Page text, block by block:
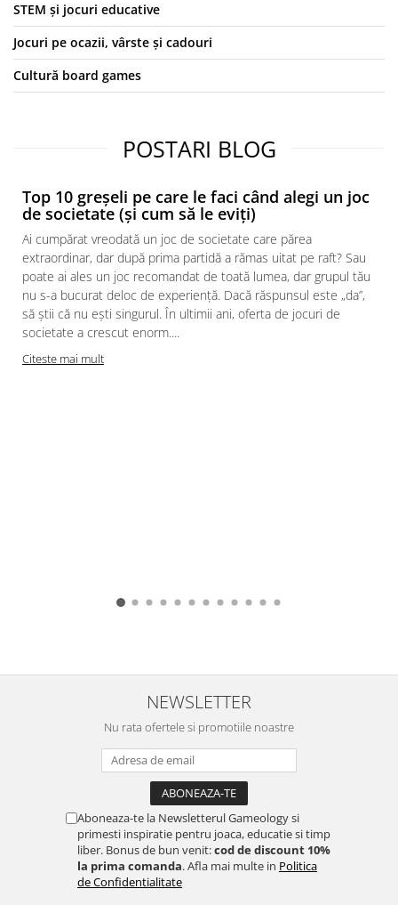
STEM și jocuri educative
Jocuri pe ocazii, vârste și cadouri
Cultură board games
POSTARI BLOG
Top 10 greșeli pe care le faci când alegi un joc
de societate (și cum să le eviți)
Ai cumpărat vreodată un joc de societate care părea
extraordinar, dar după prima partidă a rămas uitat pe raft? Sau
poate ai ales un joc recomandat de toată lumea, dar grupul tău
nu s-a bucurat deloc de experiență. Dacă răspunsul este „da”,
să știi că nu ești singurul. În ultimii ani, oferta de jocuri de
societate a crescut enorm....
Citeste mai mult
NEWSLETTER
Nu rata ofertele si promotiile noastre
Aboneaza-te la Newsletterul Gameology si
primesti inspiratie pentru joaca, educatie si timp
liber. Bonus de bun venit:cod de discount 10%
la prima comanda. Afla mai multe in Politica
de Confidentialitate